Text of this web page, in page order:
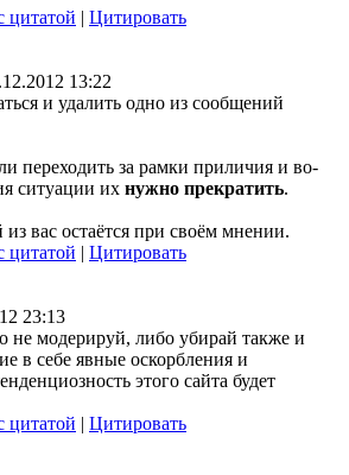
цитатой | Цитировать
13:22
и удалить одно из сообщений
переходить за рамки приличия и во-
ситуации их нужно прекратить.
вас остаётся при своём мнении.
цитатой | Цитировать
23:13
не модерируй, либо убирай также и
в себе явные оскорбления и
этого сайта будет
цитатой | Цитировать